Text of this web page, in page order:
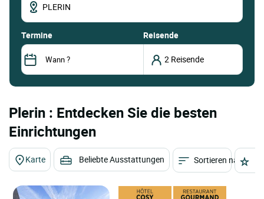
termine Reisende
Plerin : Entdecken Sie die besten
Einrichtungen
Karte Beliebte Ausstattungen Sortieren nach